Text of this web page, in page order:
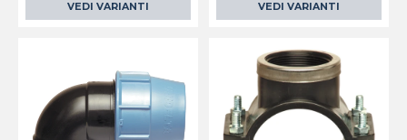
VEDI VARIANTI VEDI VARIANTI